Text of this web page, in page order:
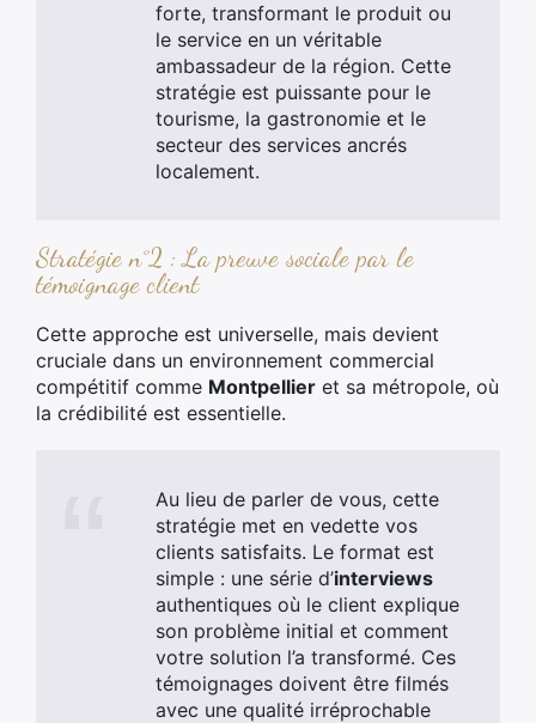
forte, transformant le produit ou
le service en un véritable
ambassadeur de la région. Cette
stratégie est puissante pour le
tourisme, la gastronomie et le
secteur des services ancrés
localement.
Stratégie n°2 : La preuve sociale par le
témoignage client
Cette approche est universelle, mais devient
cruciale dans un environnement commercial
compétitif comme Montpellier et sa métropole, où
la crédibilité est essentielle.
Au lieu de parler de vous, cette
stratégie met en vedette vos
clients satisfaits. Le format est
simple : une série d’interviews
authentiques où le client explique
son problème initial et comment
votre solution l’a transformé. Ces
témoignages doivent être filmés
avec une qualité irréprochable